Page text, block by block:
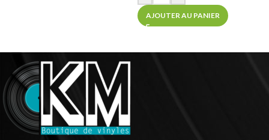
AJOUTER AU PANIER